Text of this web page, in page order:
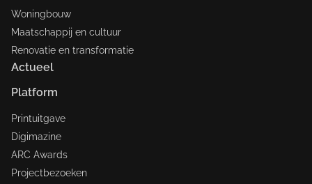
Woningbouw
Maatschappij en cultuur
Renovatie en transformatie
Actueel
Platform
Printuitgave
Digimazine
ARC Awards
Projectbezoeken